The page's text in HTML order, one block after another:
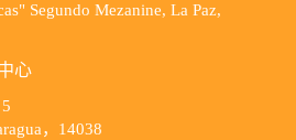
Segundo Mezanine, La Paz,
心
，14038